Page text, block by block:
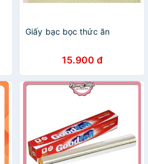
Giấy bạc bọc thức ăn
15.900 đ